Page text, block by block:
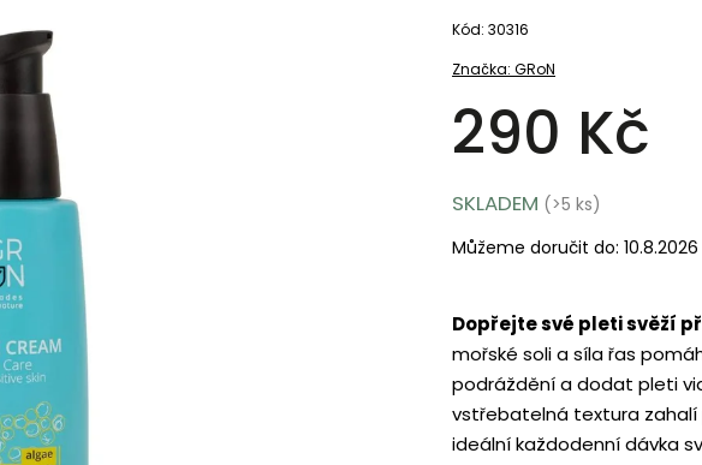
Značka:GRoN
290 Kč
Kód: 30316
Dopřejte své pleti svěží
mořské soli a síla řas
podráždění a dodat pleti
vstřebatelná textura
ideální každodenní dávka
SKLADEM (>5 ks)
Můžeme doručit do: 10.8.2026